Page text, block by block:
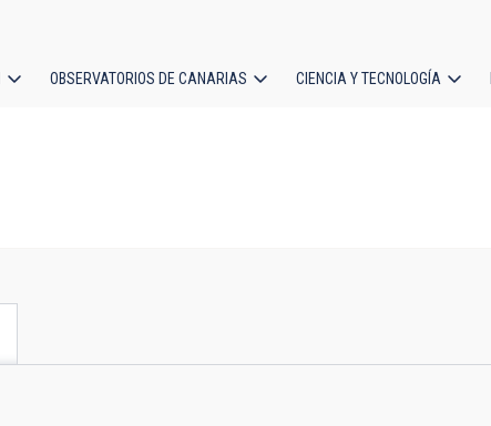
OBSERVATORIOS DE CANARIAS CIENCIA Y TECNOLOGÍA